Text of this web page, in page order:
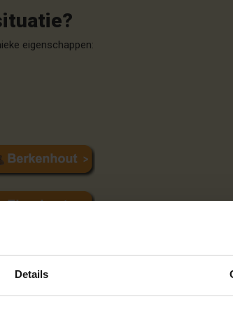
Details
eigenschappen:
ook rekening houdt met het milieu. Hier